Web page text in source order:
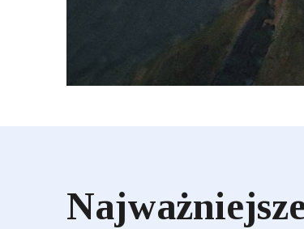
TUTORIAL – JAK